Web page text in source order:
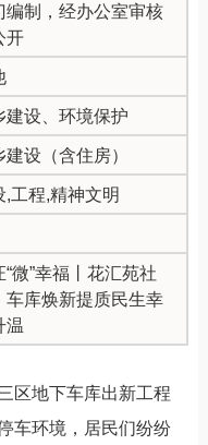
编制，经办公室审核
开
建设、环境保护
建设（含住房）
,工程,精神文明
“微”幸福丨花汇苑社
车库焕新提质民生幸
温
地下车库出新工程
车环境，居民们纷纷